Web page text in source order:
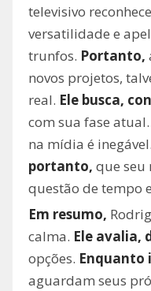
televisivo
versatilidade e
trunfos. Portanto,
novos projetos,
real. Ele busca,
com sua fase atual.
na mídia é inegável.
portanto, que seu
questão de tempo
Em resumo,
calma. Ele avalia,
opções. Enquanto
aguardam seus